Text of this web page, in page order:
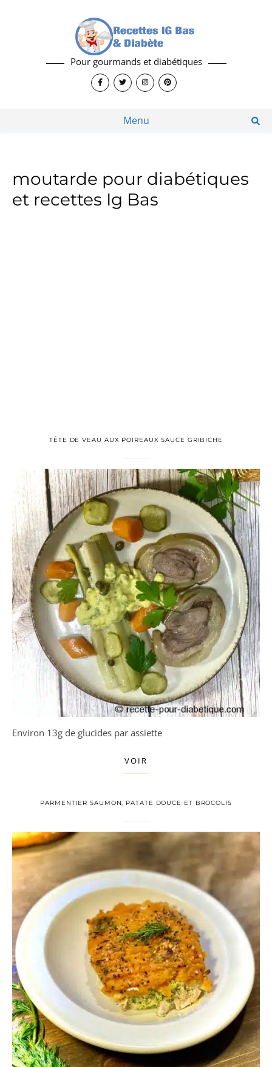
Pour gourmands et diabétiques
Menu
moutarde pour diabétiques
et recettes Ig Bas
TÊTE DE VEAU AUX POIREAUX SAUCE GRIBICHE
Environ 13g de glucides par assiette
VOIR
PARMENTIER SAUMON, PATATE DOUCE ET BROCOLIS